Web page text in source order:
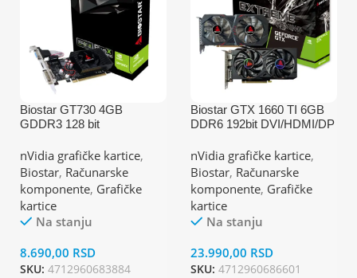
Biostar GT730 4GB
GDDR3 128 bit
kartica
nVidia grafičke kartice,
Biostar, Računarske
komponente, Grafičke
kartice
Na stanju
8.690,00 RSD
SKU: 4712960683884
Biostar GTX 1660 TI 6GB
DDR6 192bit DVI/HDMI/DP
nVidia grafičke kartice,
Biostar, Računarske
komponente, Grafičke
kartice
Na stanju
23.990,00 RSD
SKU: 4712960686601